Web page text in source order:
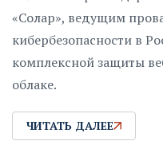
«Солар», ведущим
кибербезопасности в
комплексной защиты
облаке.
ЧИТАТЬ ДАЛЕЕ